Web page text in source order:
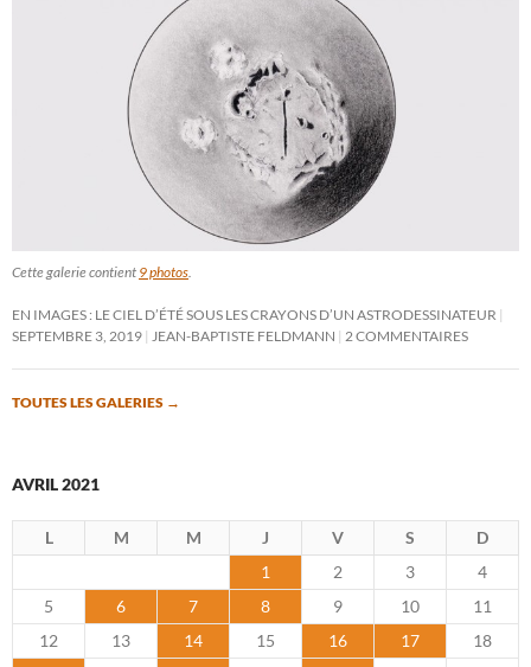
Cette galerie contient 9 photos
EN IMAGES : LE CIEL D’ÉTÉ SOUS LES CRAYONS D’UN ASTRODESSINATEUR
SEPTEMBRE 3, 2019
JEAN-BAPTISTE FELDMANN 2 COMMENTAIRES
TOUTES LES GALERIES →
AVRIL 2021
L M M J V S
D
1
2 3
4
5
6 7 8 9 10
11
12
13 14 15 16 17
18